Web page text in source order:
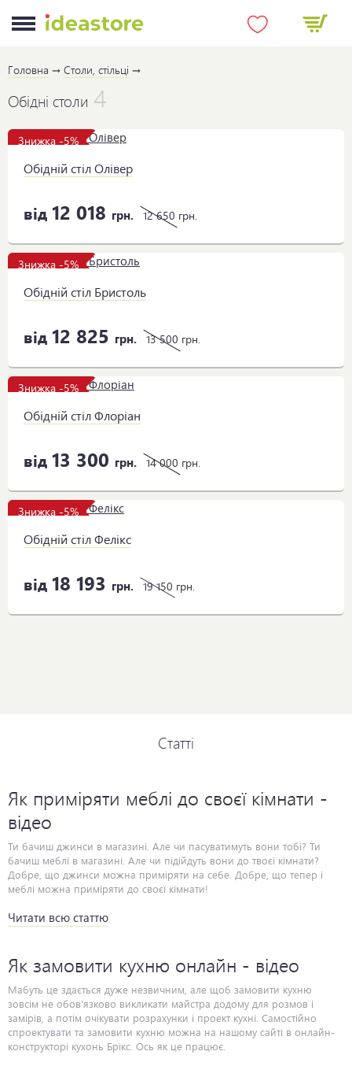
Головна Столи, стільці
Обідні столи 4
Знижка -5%
Обідній стіл Олівер
від 12 018 грн. 12 650 грн.
Знижка -5%
Обідній стіл Бристоль
від 12 825 грн. 13 500 грн.
Знижка -5%
Обідній стіл Флоріан
від 13 300 грн. 14 000 грн.
Знижка -5%
Обідній стіл Фелікс
від 18 193 грн. 19 150 грн.
Статті
Як приміряти меблі до своєї кімнати -
відео
Читати всю статтю
Як замовити кухню онлайн - відео
Мабуть це здається дуже незвичним, але щоб замовити кухню
зовсім не обов'язково викликати майстра додому для розмов і
замірів, а потім очікувати розрахунки і проект кухні. Самостійно
спроектувати та замовити кухню можна на нашому сайті в онлайн-
конструкторі кухонь Брікс. Ось як це працює.